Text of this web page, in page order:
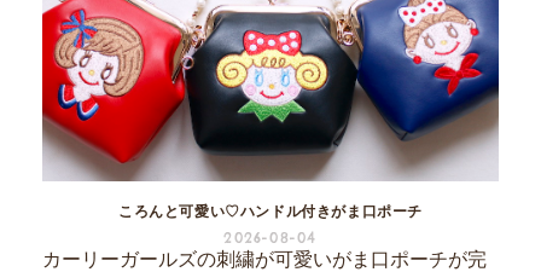
ころんと可愛い♡ハンドル付きがま口ポーチ
2026-08-04
カーリーガールズの刺繍が可愛いがま口ポーチが完